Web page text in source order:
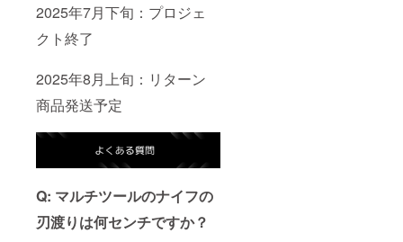
2025年7月下旬：プロジェ
クト終了
2025年8月上旬：リターン
商品発送予定
Q: マルチツールのナイフの
刃渡りは何センチですか？